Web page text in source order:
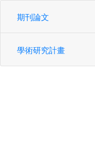
期刊論文
學術研究計畫